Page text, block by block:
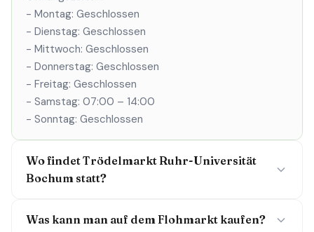
- Montag: Geschlossen
- Dienstag: Geschlossen
- Mittwoch: Geschlossen
- Donnerstag: Geschlossen
- Freitag: Geschlossen
- Samstag: 07:00 – 14:00
- Sonntag: Geschlossen
Wo findet Trödelmarkt Ruhr-Universität
Bochum statt?
Was kann man auf dem Flohmarkt kaufen?